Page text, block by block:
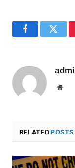
Facebook
RELATEDPOSTS